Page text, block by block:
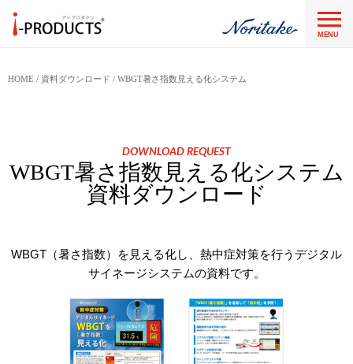
MENU
HOME 資料ダウンロード WBGT暑さ指数見える化システム
DOWNLOAD REQUEST
WBGT暑さ指数見える化システム
資料ダウンロード
WBGT（暑さ指数）を見える化し、熱中症対策を行うデジタル
サイネージシステムの資料です。